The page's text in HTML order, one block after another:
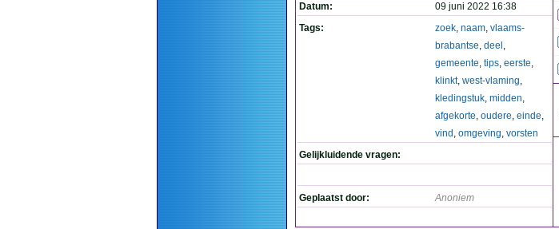
Datum:
09 juni 2022 16:38
Tags:
zoek, naam, vlaams-
brabantse, deel ,
gemeente, tips, eerste,
klinkt, west-vlaming,
kledingstuk, midden,
afgekorte, oudere, einde,
vind , omgeving, vorsten
Gelijkluidende vragen:
Geplaatst door: Anoniem